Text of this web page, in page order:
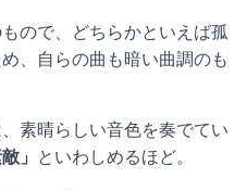
ので、どちらかといえば孤
、自らの曲も暗い曲調のも
素晴らしい音色を奏でてい
」 といわしめるほど。